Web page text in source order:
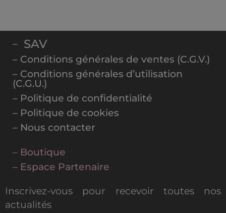
– SAV
– Conditions générales de ventes (C.G.V.)
– Conditions générales d’utilisation
(C.G.U.)
– Politique de confidentialité
– Politique de cookies
– Nous contacter
– Boutique
– Espace Partenaire
Inscrivez-vous pour recevoir toutes nos
actualités